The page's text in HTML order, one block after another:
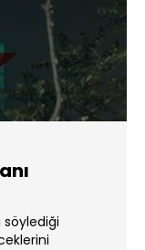
söylediği